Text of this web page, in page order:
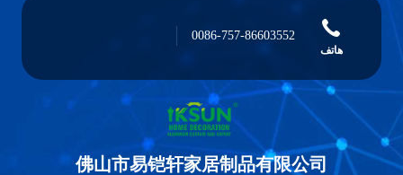
هاتف
0086-757-86603552
佛山市易铠轩家居制品有限公司